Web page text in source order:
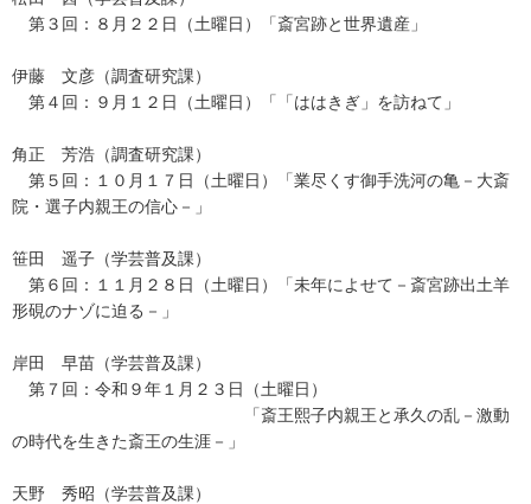
第３回：８月２２日（土曜日）「斎宮跡と世界遺産」
伊藤 文彦（調査研究課）
第４回：９月１２日（土曜日）「「ははきぎ」を訪ねて」
角正 芳浩（調査研究課）
第５回：１０月１７日（土曜日）「業尽くす御手洗河の亀－大斎
院・選子内親王の信心－」
笹田 遥子（学芸普及課）
第６回：１１月２８日（土曜日）「未年によせて－斎宮跡出土羊
形硯のナゾに迫る－」
岸田 早苗（学芸普及課）
第７回：令和９年１月２３日（土曜日）
「斎王熙子内親王と承久の乱－激動
の時代を生きた斎王の生涯－」
天野 秀昭（学芸普及課）